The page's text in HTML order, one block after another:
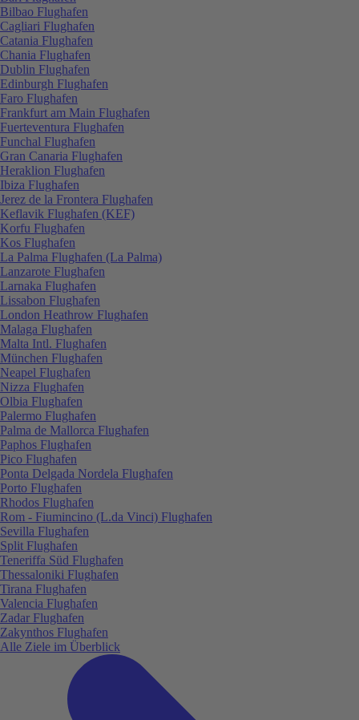
Bilbao Flughafen
Cagliari Flughafen
Catania Flughafen
Chania Flughafen
Dublin Flughafen
Edinburgh Flughafen
Faro Flughafen
Frankfurt am Main Flughafen
Fuerteventura Flughafen
Funchal Flughafen
Gran Canaria Flughafen
Heraklion Flughafen
Ibiza Flughafen
Jerez de la Frontera Flughafen
Keflavik Flughafen (KEF)
Korfu Flughafen
Kos Flughafen
La Palma Flughafen (La Palma)
Lanzarote Flughafen
Larnaka Flughafen
Lissabon Flughafen
London Heathrow Flughafen
Malaga Flughafen
Malta Intl. Flughafen
München Flughafen
Neapel Flughafen
Nizza Flughafen
Olbia Flughafen
Palermo Flughafen
Palma de Mallorca Flughafen
Paphos Flughafen
Pico Flughafen
Ponta Delgada Nordela Flughafen
Porto Flughafen
Rhodos Flughafen
Rom - Fiumincino (L.da Vinci) Flughafen
Sevilla Flughafen
Split Flughafen
Teneriffa Süd Flughafen
Thessaloniki Flughafen
Tirana Flughafen
Valencia Flughafen
Zadar Flughafen
Zakynthos Flughafen
Alle Ziele im Überblick